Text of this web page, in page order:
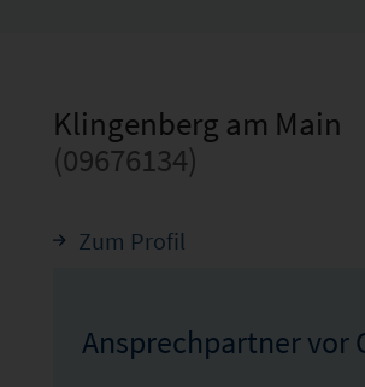
Klingenberg am Main
(09676134)
Zum Profil
Ansprechpartner vor